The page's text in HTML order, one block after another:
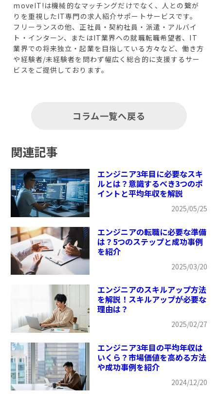
moveIT!は機械的なマッチングだけでなく、人との繋が
りを重視したIT専門の求人紹介サポートサービスです。
フリーランスの他、正社員・契約社員・派遣・アルバイ
ト・インターン、またはIT業界への就職転職希望者、IT
業界での将来独立・起業を目指している方々など、働き方
や経験者/未経験者を問わず幅広く総合的に支援するサー
ビスをご提供しております。
コラム一覧へ戻る
関連記事
エンジニア3年目に必要なスキ
ルとは？意識するべき3つのポ
イントと平均年収を解説
2025/05/25
エンジニアの転職に必要な準備
は？5つのステップと成功事例
を紹介
2025/03/20
エンジニアのスキルアップ方法
を解説！スキルアップが必要な
理由は？
2025/02/27
エンジニア3年目の平均年収は
いくら？市場価値を高める方法
や成功事例を紹介
2024/12/20